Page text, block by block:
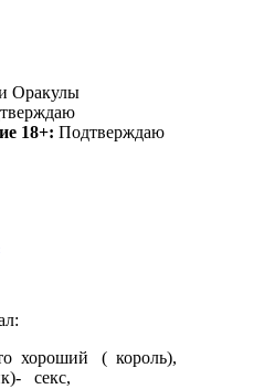
Оракулы
18+: Подтверждаю
хороший ( король),
секс,